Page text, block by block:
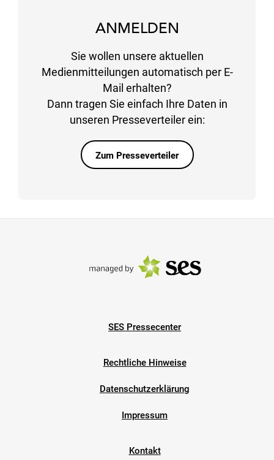
ANMELDEN
Sie wollen unsere aktuellen
Medienmitteilungen automatisch per E-
Mail erhalten?
Dann tragen Sie einfach Ihre Daten in
unseren Presseverteiler ein:
Zum Presseverteiler
SES Pressecenter
Rechtliche Hinweise
Datenschutzerklärung
Impressum
Kontakt